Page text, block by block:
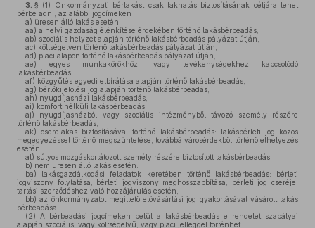
3. § (1)
Önkormányzati bérlakást csak lakhatás biztosításának céljára lehet
bérbe adni, az alábbi jogcímeken
a) üresen álló lakás esetén:
aa) a helyi gazdaság élénkítése érdekében történő lakásbérbeadás,
ab) szociális helyzet alapján történő lakásbérbeadás pályázat útján,
ac) költségelven történő lakásbérbeadás pályázat útján,
ad) piaci alapon történő lakásbérbeadás pályázat útján,
ae) egyes munkakörökhöz, vagy tevékenységekhez kapcsolódó
lakásbérbeadás,
af) közgyűlés egyedi elbírálása alapján történő lakásbérbeadás,
ag) bérlőkijelölési jog alapján történő lakásbérbeadás,
ah) nyugdíjasházi lakásbérbeadás,
ai) komfort nélküli lakásbérbeadás,
aj) nyugdíjasházból vagy szociális intézményből távozó személy részére
történő lakásbérbeadás,
ak) cserelakás biztosításával történő lakásbérbeadás: lakásbérleti jog közös
megegyezéssel történő megszüntetése, továbbá városérdekből történő elhelyezés
esetén,
al) súlyos mozgáskorlátozott személy részére biztosított lakásbérbeadás,
b) nem üresen álló lakás esetén:
ba) lakásgazdálkodási feladatok keretében történő lakásbérbeadás: bérleti
jogviszony folytatása, bérleti jogviszony meghosszabbítása, bérleti jog cseréje,
tartási szerződéshez való hozzájárulás esetén,
bb) az önkormányzatot megillető elővásárlási jog gyakorlásával vásárolt lakás
bérbeadása.
(2) A bérbeadási jogcímeken belül a lakásbérbeadás e rendelet szabályai
alapján szociális, vagy költségelvű, vagy piaci jelleggel történhet.